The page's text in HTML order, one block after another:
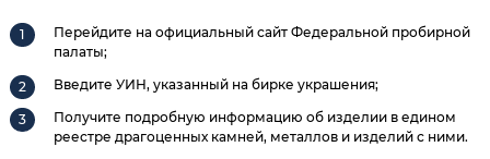
Перейдите на официальный сайт Федеральной пробирной
палаты;
Введите УИН, указанный на бирке украшения;
Получите подробную информацию об изделии в едином
реестре драгоценных камней, металлов и изделий с ними.